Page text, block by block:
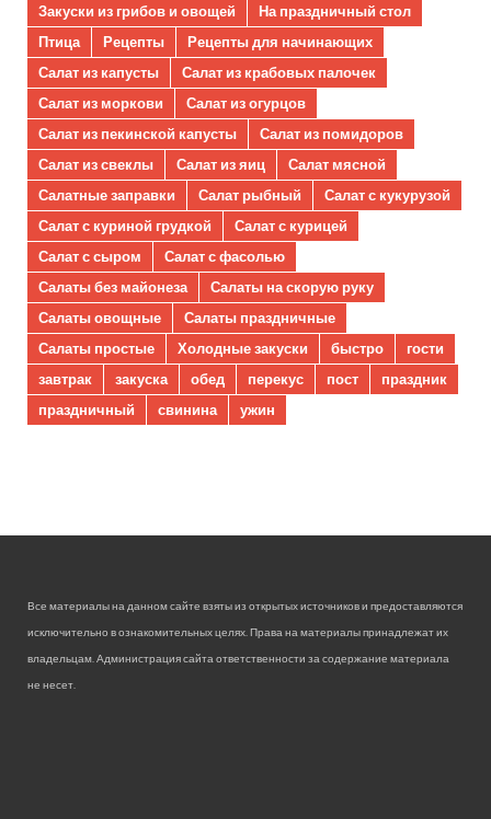
Закуски из грибов и овощей
На праздничный стол
Птица
Рецепты
Рецепты для начинающих
Салат из капусты
Салат из крабовых палочек
Салат из моркови
Салат из огурцов
Салат из пекинской капусты
Салат из помидоров
Салат из свеклы
Салат из яиц
Салат мясной
Салатные заправки
Салат рыбный
Салат с кукурузой
Салат с куриной грудкой
Салат с курицей
Салат с сыром
Салат с фасолью
Салаты без майонеза
Салаты на скорую руку
Салаты овощные
Салаты праздничные
Салаты простые
Холодные закуски быстро
гости
завтрак
закуска обед перекус пост
праздник
праздничный
свинина ужин
Все материалы на данном сайте взяты из открытых источников и предоставляются
исключительно в ознакомительных целях. Права на материалы принадлежат их
владельцам. Администрация сайта ответственности за содержание материала
не несет.